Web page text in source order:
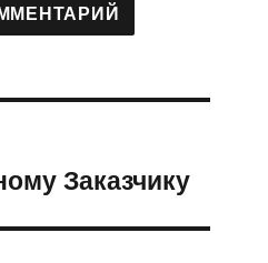
Заказчику